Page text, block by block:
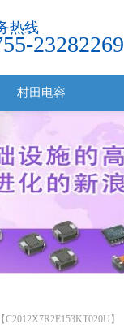
热线
23282269
村田电容
】